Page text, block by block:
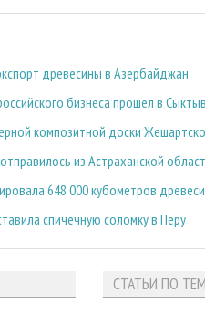
древесины в Азербайджан
бизнеса прошел в
композитной доски
из Астраханской
648 000 кубометров
спичечную соломку в Перу
СТАТЬИ ПО